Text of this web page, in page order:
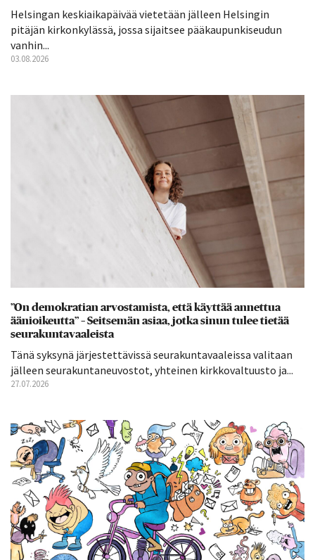
Helsingan keskiaikapäivää vietetään jälleen Helsingin
pitäjän kirkonkylässä, jossa sijaitsee pääkaupunkiseudun
vanhin...
03.08.2026
”On demokratian arvostamista, että käyttää annettua
äänioikeutta” – Seitsemän asiaa, jotka sinun tulee tietää
seurakuntavaaleista
Tänä syksynä järjestettävissä seurakuntavaaleissa valitaan
jälleen seurakuntaneuvostot, yhteinen kirkkovaltuusto ja...
27.07.2026